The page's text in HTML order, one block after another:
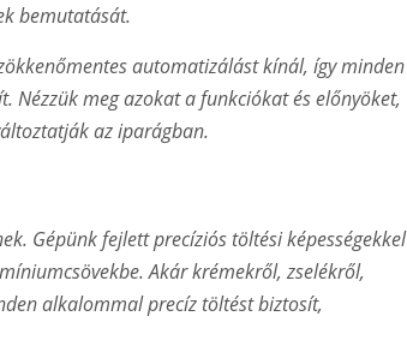
bemutatását.
automatizálást kínál, így minden
Nézzük meg azokat a funkciókat és előnyöket,
az iparágban.
Gépünk fejlett precíziós töltési képességekkel
Akár krémekről, zselékről,
alkalommal precíz töltést biztosít,